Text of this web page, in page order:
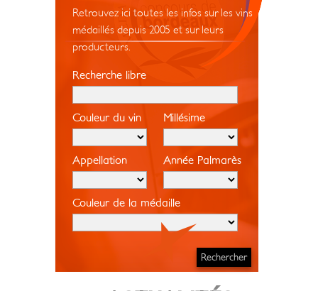
Retrouvez ici toutes les infos sur les vins
médaillés depuis 2005 et sur leurs
producteurs.
Recherche libre
Couleur du vin Millésime
Appellation Année Palmarès
Couleur de la médaille